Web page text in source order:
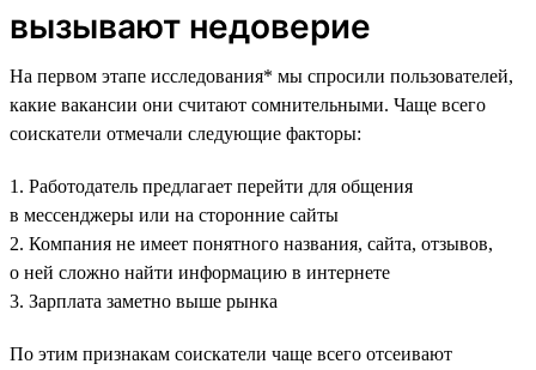
вызывают недоверие
На первом этапе исследования* мы спросили пользователей,
какие вакансии они считают сомнительными. Чаще всего
соискатели отмечали следующие факторы:
1. Работодатель предлагает перейти для общения
в мессенджеры или на сторонние сайты
2. Компания не имеет понятного названия, сайта, отзывов,
о ней сложно найти информацию в интернете
3. Зарплата заметно выше рынка
По этим признакам соискатели чаще всего отсеивают